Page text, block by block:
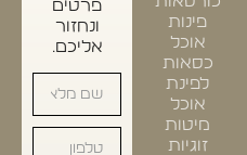
פינות
אוכל
כסאות
לפינת
אוכל
מיטות
זוגיות
פרטים
ונחזור
אליכם.